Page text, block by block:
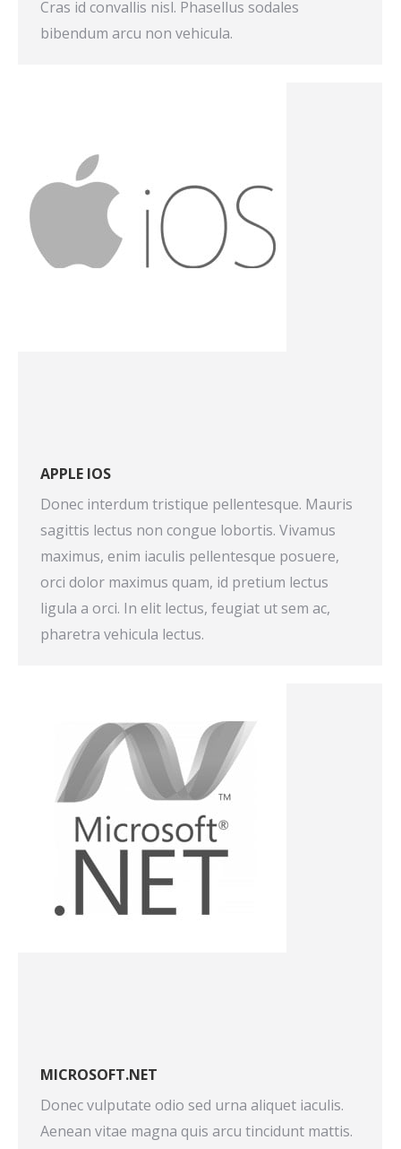
Cras id convallis nisl. Phasellus sodales
bibendum arcu non vehicula.
APPLE IOS
Donec interdum tristique pellentesque. Mauris
sagittis lectus non congue lobortis. Vivamus
maximus, enim iaculis pellentesque posuere,
orci dolor maximus quam, id pretium lectus
ligula a orci. In elit lectus, feugiat ut sem ac,
pharetra vehicula lectus.
MICROSOFT.NET
Donec vulputate odio sed urna aliquet iaculis.
Aenean vitae magna quis arcu tincidunt mattis.